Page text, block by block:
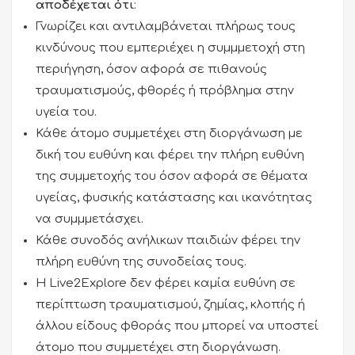
αποδέχεται ότι:
Γνωρίζει και αντιλαμβάνεται πλήρως τους
κινδύνους που εμπεριέχει η συµµμετοχή στη
περιήγηση, όσον αφορά σε πιθανούς
τραυματισμούς, φθορές ή πρόβλημα στην
υγεία του.
Κάθε άτομο συµµετέχει στη διοργάνωση µε
δική του ευθύνη και φέρει την πλήρη ευθύνη
της συµµετοχής του όσον αφορά σε θέματα
υγείας, φυσικής κατάστασης και ικανότητας
να συµµμετάσχει.
Κάθε συνοδός ανήλικων παιδιών φέρει την
πλήρη ευθύνη της συνοδείας τους.
Η Live2Explore δεν φέρει καμία ευθύνη σε
περίπτωση τραυματισμού, ζημίας, κλοπής ή
άλλου είδους φθοράς που µπορεί να υποστεί
άτομο που συμμετέχει στη διοργάνωση.